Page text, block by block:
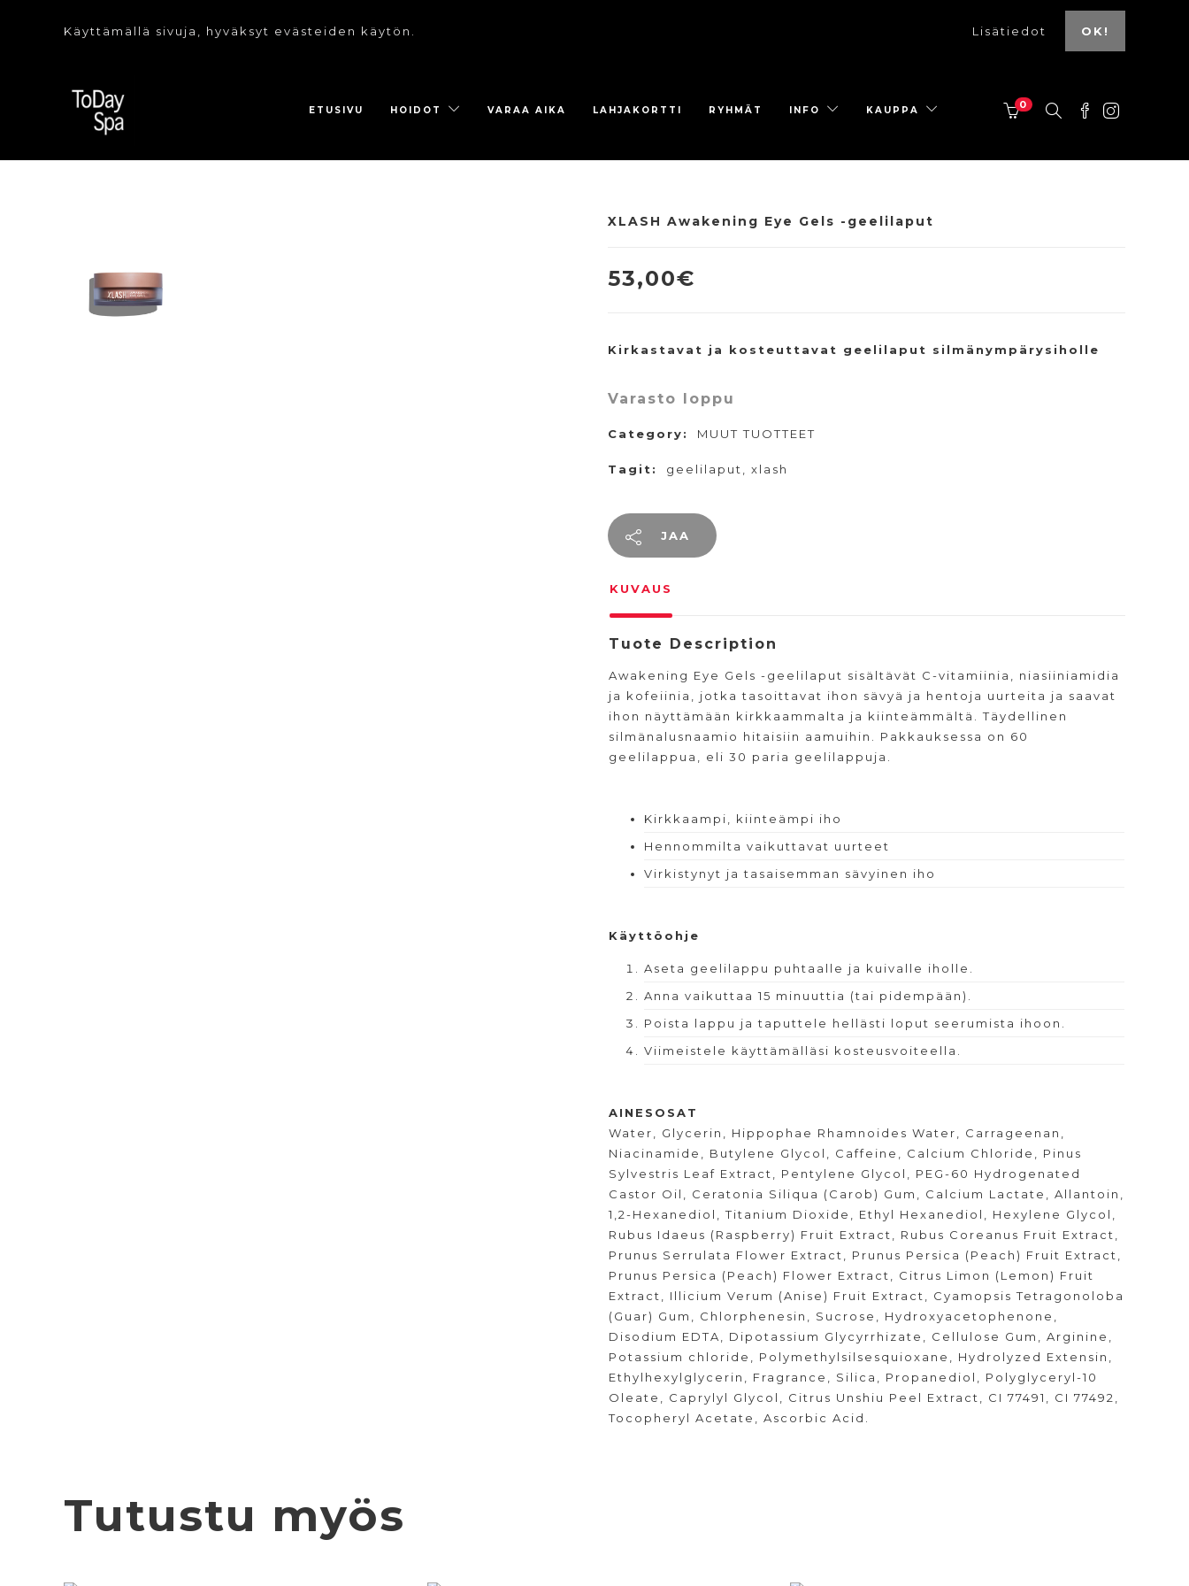
Käyttämällä sivuja, hyväksyt evästeiden käytön. Lisätiedot OK!
ETUSIVU HOIDOT VARAA AIKA LAHJAKORTTI RYHMÄT INFO KAUPPA 0
XLASH Awakening Eye Gels -geelilaput
53,00€
Kirkastavat ja kosteuttavat geelilaput silmänympärysiholle
Varasto loppu
Category: MUUT TUOTTEET
Tagit: geelilaput xlash
JAA
KUVAUS
Tuote Description
Awakening Eye Gels -geelilaput sisältävät C-vitamiinia, niasiiniamidia
ja kofeiinia, jotka tasoittavat ihon sävyä ja hentoja uurteita ja saavat
ihon näyttämään kirkkaammalta ja kiinteämmältä. Täydellinen
silmänalusnaamio hitaisiin aamuihin. Pakkauksessa on 60
geelilappua, eli 30 paria geelilappuja.
Kirkkaampi, kiinteämpi iho
Hennommilta vaikuttavat uurteet
Virkistynyt ja tasaisemman sävyinen iho
Käyttöohje
Aseta geelilappu puhtaalle ja kuivalle iholle.
Anna vaikuttaa 15 minuuttia (tai pidempään).
Poista lappu ja taputtele hellästi loput seerumista ihoon.
Viimeistele käyttämälläsi kosteusvoiteella.
AINESOSAT
Water, Glycerin, Hippophae Rhamnoides Water, Carrageenan,
Niacinamide, Butylene Glycol, Caffeine, Calcium Chloride, Pinus
Sylvestris Leaf Extract, Pentylene Glycol, PEG-60 Hydrogenated
Castor Oil, Ceratonia Siliqua (Carob) Gum, Calcium Lactate, Allantoin,
1,2-Hexanediol, Titanium Dioxide, Ethyl Hexanediol, Hexylene Glycol,
Rubus Idaeus (Raspberry) Fruit Extract, Rubus Coreanus Fruit Extract,
Prunus Serrulata Flower Extract, Prunus Persica (Peach) Fruit Extract,
Prunus Persica (Peach) Flower Extract, Citrus Limon (Lemon) Fruit
Extract, Illicium Verum (Anise) Fruit Extract, Cyamopsis Tetragonoloba
(Guar) Gum, Chlorphenesin, Sucrose, Hydroxyacetophenone,
Disodium EDTA, Dipotassium Glycyrrhizate, Cellulose Gum, Arginine,
Potassium chloride, Polymethylsilsesquioxane, Hydrolyzed Extensin,
Ethylhexylglycerin, Fragrance, Silica, Propanediol, Polyglyceryl-10
Oleate, Caprylyl Glycol, Citrus Unshiu Peel Extract, CI 77491, CI 77492,
Tocopheryl Acetate, Ascorbic Acid.
Tutustu myös